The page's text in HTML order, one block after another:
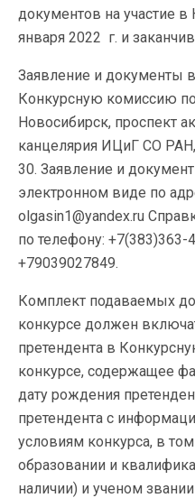
документов на участие в
января 2022 г. и
Заявление и документы
Конкурсную комиссию по
Новосибирск, проспект
канцелярия ИЦиГ СО
30. Заявление и
электронном виде по
olgasin1@yandex.ru
по телефону:
+79039027849.
Комплект подаваемых
конкурсе должен
претендента в
конкурсе, содержащее
дату рождения
претендента с
условиям конкурса, в
образовании и
наличии) и ученом